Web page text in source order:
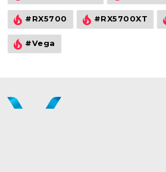
#RX5700 #RX5700XT
#Vega